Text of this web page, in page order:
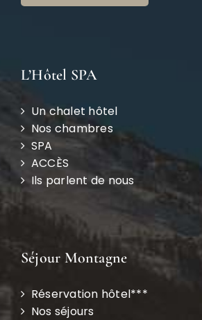
L’Hôtel SPA
Un chalet hôtel
Nos chambres
SPA
ACCÈS
Ils parlent de nous
Séjour Montagne
Réservation hôtel***
Nos séjours